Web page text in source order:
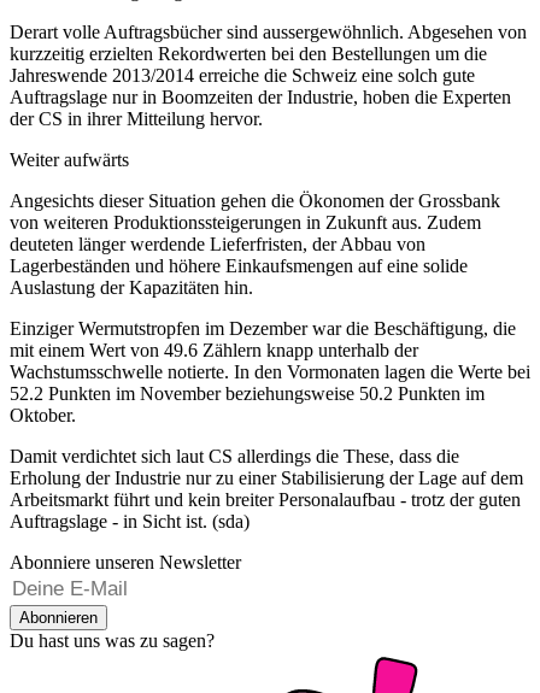
Derart volle Auftragsbücher sind aussergewöhnlich. Abgesehen von
kurzzeitig erzielten Rekordwerten bei den Bestellungen um die
Jahreswende 2013/2014 erreiche die Schweiz eine solch gute
Auftragslage nur in Boomzeiten der Industrie, hoben die Experten
der CS in ihrer Mitteilung hervor.
Weiter aufwärts
Angesichts dieser Situation gehen die Ökonomen der Grossbank
von weiteren Produktionssteigerungen in Zukunft aus. Zudem
deuteten länger werdende Lieferfristen, der Abbau von
Lagerbeständen und höhere Einkaufsmengen auf eine solide
Auslastung der Kapazitäten hin.
Einziger Wermutstropfen im Dezember war die Beschäftigung, die
mit einem Wert von 49.6 Zählern knapp unterhalb der
Wachstumsschwelle notierte. In den Vormonaten lagen die Werte bei
52.2 Punkten im November beziehungsweise 50.2 Punkten im
Oktober.
Damit verdichtet sich laut CS allerdings die These, dass die
Erholung der Industrie nur zu einer Stabilisierung der Lage auf dem
Arbeitsmarkt führt und kein breiter Personalaufbau - trotz der guten
Auftragslage - in Sicht ist. (sda)
Abonniere unseren Newsletter
Abonnieren
Du hast uns was zu sagen?